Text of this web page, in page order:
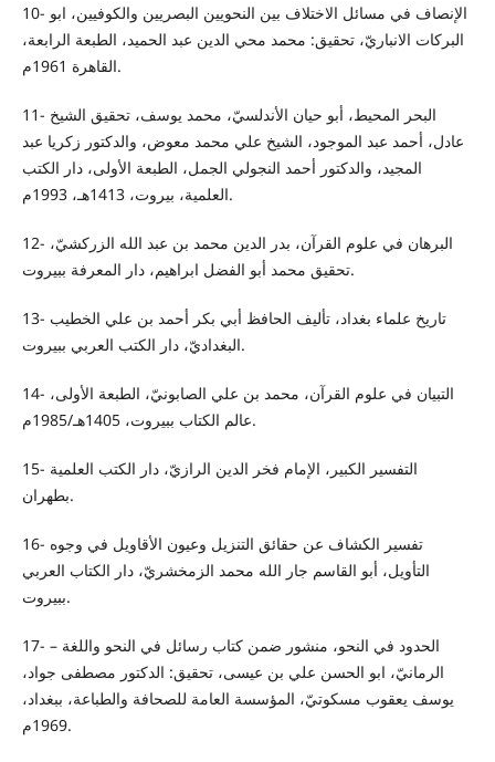
10- الإنصاف في مسائل الاختلاف بين النحويين البصريين والكوفيين، ابو
البركات الانباريّ، تحقيق: محمد محي الدين عبد الحميد، الطبعة الرابعة،
القاهرة 1961م.
11- البحر المحيط، أبو حيان الأندلسيّ، محمد يوسف، تحقيق الشيخ
عادل، أحمد عبد الموجود، الشيخ علي محمد معوض، والدكتور زكريا عبد
المجيد، والدكتور أحمد النجولي الجمل، الطبعة الأولى، دار الكتب
العلمية، بيروت، 1413هـ، 1993م.
12- البرهان في علوم القرآن، بدر الدين محمد بن عبد الله الزركشيّ،
تحقيق محمد أبو الفضل ابراهيم، دار المعرفة ببيروت.
13- تاريخ علماء بغداد، تأليف الحافظ أبي بكر أحمد بن علي الخطيب
البغداديّ، دار الكتب العربي ببيروت.
14- التبيان في علوم القرآن، محمد بن علي الصابونيّ، الطبعة الأولى،
عالم الكتاب ببيروت، 1405هـ/1985م.
15- التفسير الكبير، الإمام فخر الدين الرازيّ، دار الكتب العلمية
بطهران.
16- تفسير الكشاف عن حقائق التنزيل وعيون الأقاويل في وجوه
التأويل، أبو القاسم جار الله محمد الزمخشريّ، دار الكتاب العربي
ببيروت.
17- الحدود في النحو، منشور ضمن كتاب رسائل في النحو واللغة –
الرمانيّ، ابو الحسن علي بن عيسى، تحقيق: الدكتور مصطفى جواد،
يوسف يعقوب مسكوتيّ، المؤسسة العامة للصحافة والطباعة، ببغداد،
1969م.